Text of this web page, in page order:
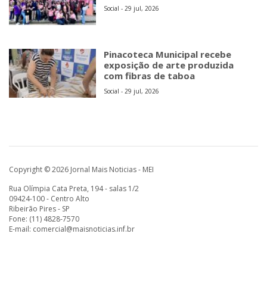
Social - 29 jul, 2026
Pinacoteca Municipal recebe
exposição de arte produzida
com fibras de taboa
Social - 29 jul, 2026
Copyright © 2026 Jornal Mais Noticias - MEI
Rua Olímpia Cata Preta, 194 - salas 1/2
09424-100 - Centro Alto
Ribeirão Pires - SP
Fone: (11) 4828-7570
E-mail: comercial@maisnoticias.inf.br